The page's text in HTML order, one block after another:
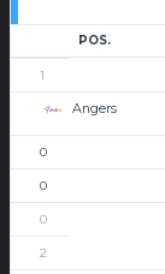
POS.
1
Angers
0
0
0
2